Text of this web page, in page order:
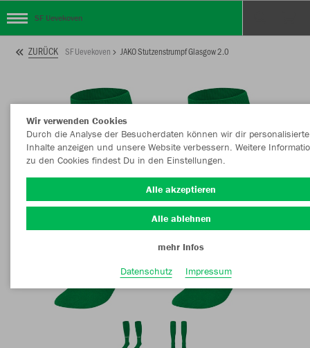
SF Uevekoven
ZURÜCK SF Uevekoven JAKO Stutzenstrumpf Glasgow 2.0
Wir verwenden Cookies
Durch die Analyse der Besucherdaten können wir dir personalisierte
Inhalte anzeigen und unsere Website verbessern. Weitere
zu den Cookies findest Du in den Einstellungen.
Alle akzeptieren
Alle ablehnen
mehr Infos
Datenschutz
Impressum